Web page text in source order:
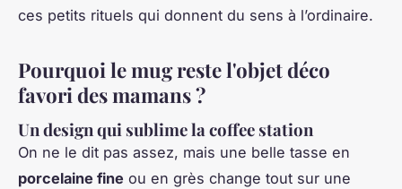
ces petits rituels qui donnent du sens à l’ordinaire.
Pourquoi le mug reste l'objet déco
favori des mamans ?
Un design qui sublime la coffee station
On ne le dit pas assez, mais une belle tasse en
porcelaine fine ou en grès change tout sur une